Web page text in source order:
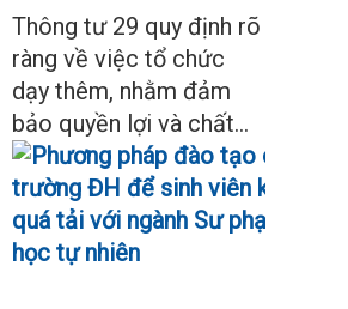
Thông tư 29
Thông tư 29 quy định rõ
ràng về việc tổ chức
dạy thêm, nhằm đảm
bảo quyền lợi và chất...